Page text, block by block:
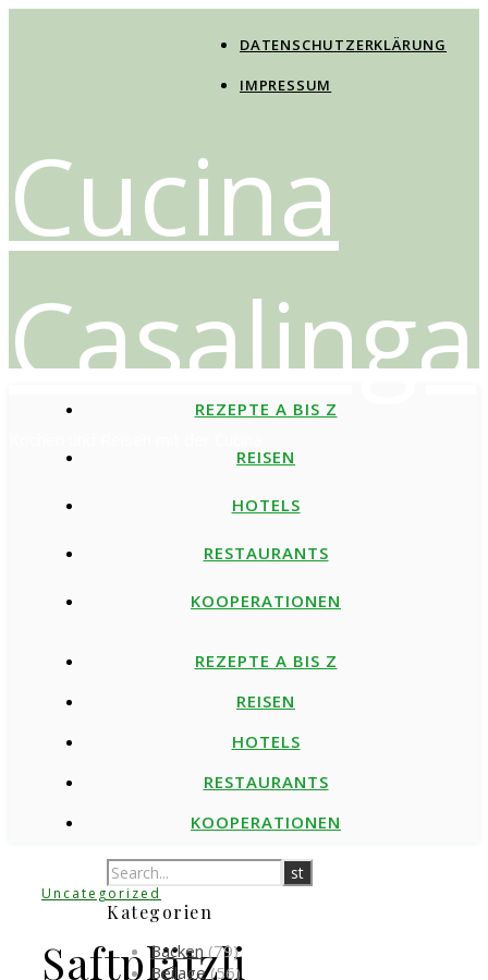
DATENSCHUTZERKLÄRUNG
IMPRESSUM
Cucina
Casalinga
REZEPTE A BIS Z
REISEN
HOTELS
RESTAURANTS
KOOPERATIONEN
REZEPTE A BIS Z
REISEN
HOTELS
RESTAURANTS
KOOPERATIONEN
Uncategorized
Saftplätzli
Kategorien
Backen (79)
Beilage(56)